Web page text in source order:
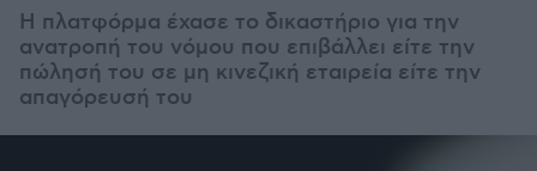
Η πλατφόρμα έχασε το δικαστήριο για την
ανατροπή του νόμου που επιβάλλει είτε την
πώλησή του σε μη κινεζική εταιρεία είτε την
απαγόρευσή του